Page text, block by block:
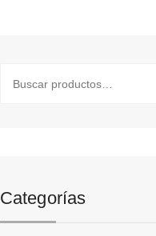
Categorías